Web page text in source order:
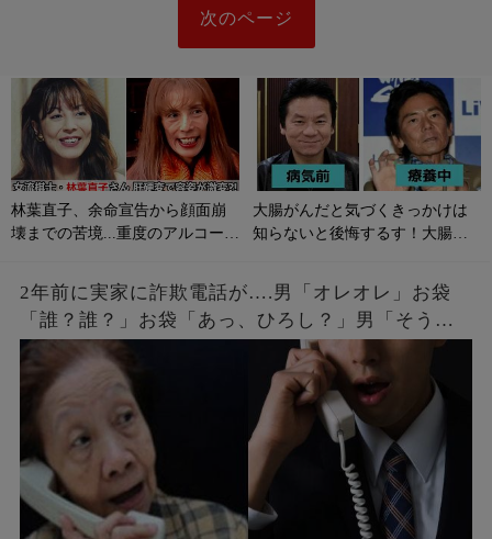
次のページ
林葉直子、余命宣告から顔面崩
壊までの苦境...重度のアルコール
大腸がんだと気づくきっかけは
知らないと後悔するす！大腸が
2年前に実家に詐欺電話が….男「オレオレ」お袋
「誰？誰？」お袋「あっ、ひろし？」男「そうだ
よ母さん、ひろしだよ」母の驚愕な破壊力のある
返しとはw